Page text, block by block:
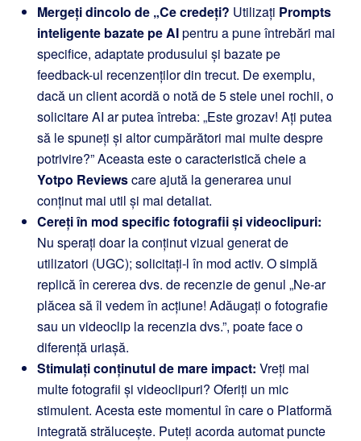
Mergeți dincolo de „Ce credeți? Utilizați Prompts
inteligente bazate pe AIpentru a pune întrebări mai
specifice, adaptate produsului și bazate pe
feedback-ul recenzenților din trecut. De exemplu,
dacă un client acordă o notă de 5 stele unei rochii, o
solicitare AI ar putea întreba: „Este grozav! Ați putea
să le spuneți și altor cumpărători mai multe despre
potrivire?” Aceasta este o caracteristică cheie a
Yotpo Reviewscare ajută la generarea unui
conținut mai util și mai detaliat.
Cereți în mod specific fotografii și videoclipuri:
Nu sperați doar la conținut vizual generat de
utilizatori (UGC); solicitați-l în mod activ. O simplă
replică în cererea dvs. de recenzie de genul „Ne-ar
plăcea să îl vedem în acțiune! Adăugați o fotografie
sau un videoclip la recenzia dvs.”, poate face o
diferență uriașă.
Stimulați conținutul de mare impact: Vreți mai
multe fotografii și videoclipuri? Oferiți un mic
stimulent. Acesta este momentul în care o Platformă
integrată strălucește. Puteți acorda automat puncte